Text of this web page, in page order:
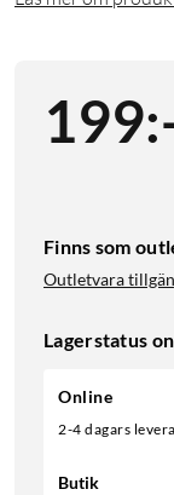
199:
Finns som
Outletvara
Lagerstatus
Online
2-4 dagars
Butik